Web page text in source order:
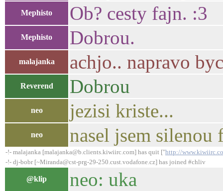
Mephisto Ob? cesty fajn. :3
Mephisto Dobrou.
malajanka achjo.. napravo
Reverend Dobrou
neo jezisi kriste...
neo nasel jsem silenou
-!- malajanka [malajanka@b.clients.kiwiirc.com] has quit ["http://
-!- dj-bobr [~Miranda@cst-prg-29-250.cust.vodafone.cz] has joined #chliv
@klip neo: uka